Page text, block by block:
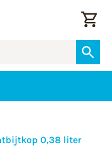
0,38 liter